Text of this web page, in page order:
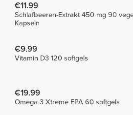
€11.99
Schlafbeeren-Extrakt 450 mg 90
Kapseln
€9.99
Vitamin D3 120 softgels
€19.99
Omega 3 Xtreme EPA 60 softgels